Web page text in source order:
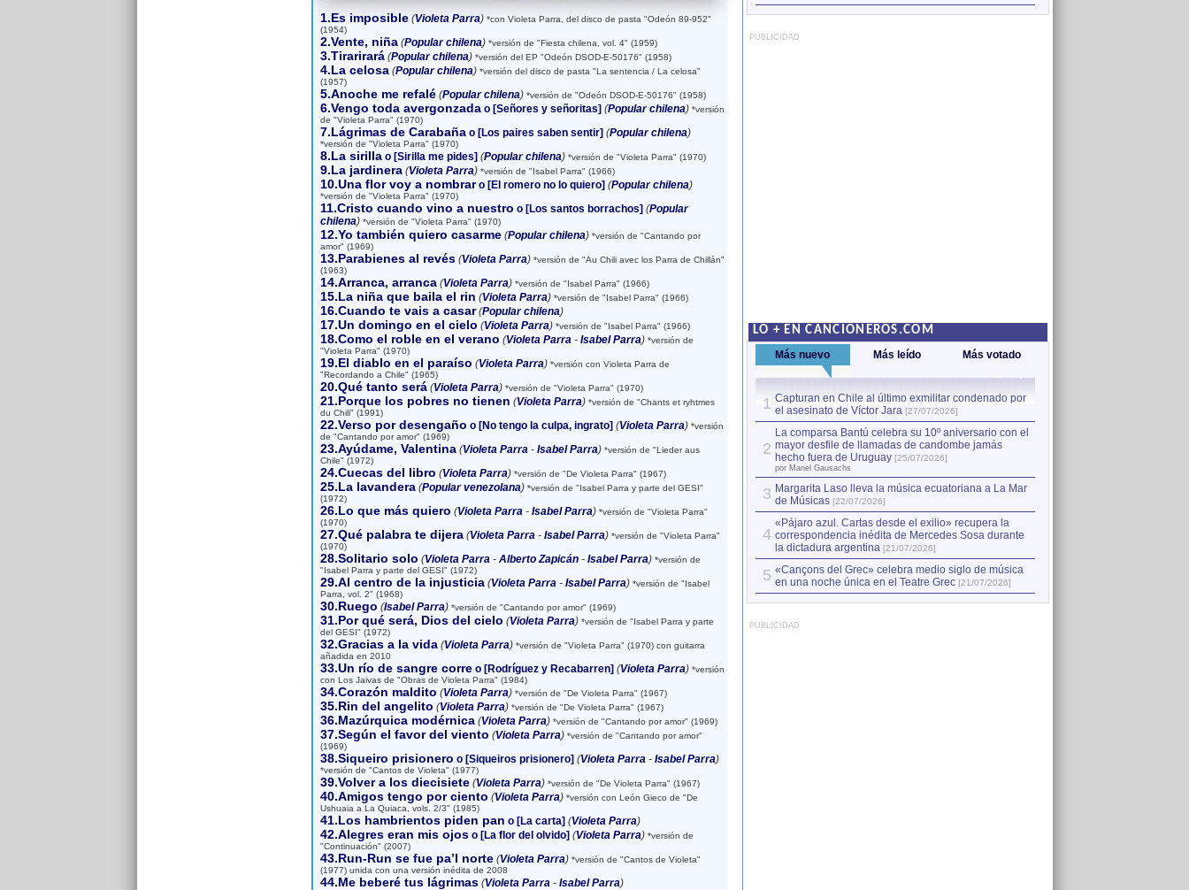
1.Es imposible (Violeta Parra)*con Violeta Parra, del disco de pasta "Odeón 89-952"
(1954)
2.Vente, niña (Popular chilena)*versión de "Fiesta chilena, vol. 4" (1959)
3.Tirarirará (Popular chilena)*versión del EP "Odeón DSOD-E-50176" (1958)
4.La celosa (Popular chilena)*versión del disco de pasta "La sentencia / La celosa"
(1957)
5.Anoche me refalé (Popular chilena)*versión de "Odeón DSOD-E-50176" (1958)
6.Vengo toda avergonzadao [Señores y señoritas] (Popular chilena)*versión
de "Violeta Parra" (1970)
7.Lágrimas de Carabañao [Los paires saben sentir] (Popular chilena)
*versión de "Violeta Parra" (1970)
8.La sirillao [Sirilla me pides] (Popular chilena)*versión de "Violeta Parra" (1970)
9.La jardinera (Violeta Parra)*versión de "Isabel Parra" (1966)
10.Una flor voy a nombraro [El romero no lo quiero] (Popular chilena)
*versión de "Violeta Parra" (1970)
11.Cristo cuando vino a nuestro o [Los santos borrachos] (Popular
chilena)*versión de "Violeta Parra" (1970)
12.Yo también quiero casarme (Popular chilena)*versión de "Cantando por
amor" (1969)
13.Parabienes al revés (Violeta Parra)*versión de "Au Chili avec los Parra de Chillán"
(1963)
14.Arranca, arranca (Violeta Parra)*versión de "Isabel Parra" (1966)
15.La niña que baila el rin (Violeta Parra)*versión de "Isabel Parra" (1966)
16.Cuando te vais a casar (Popular chilena)
17.Un domingo en el cielo (Violeta Parra)*versión de "Isabel Parra" (1966)
18.Como el roble en el verano (Violeta Parra- Isabel Parra)*versión de
"Violeta Parra" (1970)
19.El diablo en el paraíso (Violeta Parra)*versión con Violeta Parra de
"Recordando a Chile" (1965)
20.Qué tanto será (Violeta Parra)*versión de "Violeta Parra" (1970)
21.Porque los pobres no tienen (Violeta Parra)*versión de "Chants et ryhtmes
du Chili" (1991)
22.Verso por desengaño o [No tengo la culpa, ingrato] (Violeta Parra)*versión
de "Cantando por amor" (1969)
23.Ayúdame, Valentina (Violeta Parra- Isabel Parra)*versión de "Lieder aus
Chile" (1972)
24.Cuecas del libro (Violeta Parra)*versión de "De Violeta Parra" (1967)
25.La lavandera (Popular venezolana)*versión de "Isabel Parra y parte del GESI"
(1972)
26.Lo que más quiero (Violeta Parra- Isabel Parra)*versión de "Violeta Parra"
(1970)
27.Qué palabra te dijera (Violeta Parra- Isabel Parra)*versión de "Violeta Parra"
(1970)
28.Solitario solo (Violeta Parra- Alberto Zapicán- Isabel Parra)*versión de
"Isabel Parra y parte del GESI" (1972)
29.Al centro de la injusticia (Violeta Parra- Isabel Parra)*versión de "Isabel
Parra, vol. 2" (1968)
30.Ruego (Isabel Parra)*versión de "Cantando por amor" (1969)
31.Por qué será, Dios del cielo (Violeta Parra)*versión de "Isabel Parra y parte
del GESI" (1972)
32.Gracias a la vida (Violeta Parra)*versión de "Violeta Parra" (1970) con guitarra
añadida en 2010
33.Un río de sangre correo [Rodríguez y Recabarren] (Violeta Parra)*versión
con Los Jaivas de "Obras de Violeta Parra" (1984)
34.Corazón maldito (Violeta Parra)*versión de "De Violeta Parra" (1967)
35.Rin del angelito (Violeta Parra)*versión de "De Violeta Parra" (1967)
36.Mazúrquica modérnica (Violeta Parra)*versión de "Cantando por amor" (1969)
37.Según el favor del viento (Violeta Parra)*versión de "Cantando por amor"
(1969)
38.Siqueiro prisionero o [Siqueiros prisionero] (Violeta Parra- Isabel Parra)
*versión de "Cantos de Violeta" (1977)
39.Volver a los diecisiete (Violeta Parra)*versión de "De Violeta Parra" (1967)
40.Amigos tengo por ciento (Violeta Parra)*versión con León Gieco de "De
Ushuaia a La Quiaca, vols. 2/3" (1985)
41.Los hambrientos piden pan o [La carta] (Violeta Parra)
42.Alegres eran mis ojoso [La flor del olvido] (Violeta Parra)*versión de
"Continuación" (2007)
43.Run-Run se fue pa’l norte (Violeta Parra)*versión de "Cantos de Violeta"
(1977) unida con una versión inédita de 2008
44.Me beberé tus lágrimas (Violeta Parra- Isabel Parra)
PUBLICIDAD
LO + EN CANCIONEROS.COM
Más nuevo Más leído Más votado
1 Capturan en Chile al último exmilitar condenado por
el asesinato de Víctor Jara [27/07/2026]
2
La comparsa Bantú celebra su 10º aniversario con el
mayor desfile de llamadas de candombe jamás
hecho fuera de Uruguay [25/07/2026]
por Manel Gausachs
3 Margarita Laso lleva la música ecuatoriana a La Mar
de Músicas [22/07/2026]
4
«Pájaro azul. Cartas desde el exilio» recupera la
correspondencia inédita de Mercedes Sosa durante
la dictadura argentina [21/07/2026]
5 «Cançons del Grec» celebra medio siglo de música
en una noche única en el Teatre Grec [21/07/2026]
PUBLICIDAD